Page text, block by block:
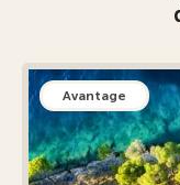
Avantage